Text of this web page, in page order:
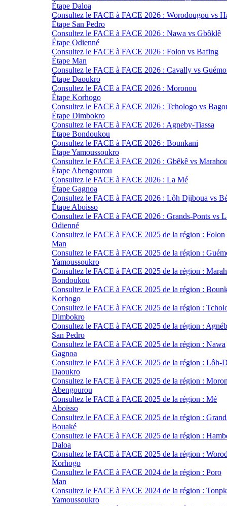
Étape Daloa
Consultez le FACE à FACE 2026 : Worodougou vs
Étape San Pedro
Consultez le FACE à FACE 2026 : Nawa vs Gbôklê
Étape Odienné
Consultez le FACE à FACE 2026 : Folon vs Bafing
Étape Man
Consultez le FACE à FACE 2026 : Cavally vs
Étape Daoukro
Consultez le FACE à FACE 2026 : Moronou
Étape Korhogo
Consultez le FACE à FACE 2026 : Tchologo vs
Étape Dimbokro
Consultez le FACE à FACE 2026 : Agneby-Tiassa
Étape Bondoukou
Consultez le FACE à FACE 2026 : Bounkani
Étape Yamoussoukro
Consultez le FACE à FACE 2026 : Gbêkê vs
Étape Abengourou
Consultez le FACE à FACE 2026 : La Mé
Étape Gagnoa
Consultez le FACE à FACE 2026 : Lôh Djiboua vs
Étape Aboisso
Consultez le FACE à FACE 2026 : Grands-Ponts vs
Odienné
Consultez le FACE à FACE 2025 de la région : Folon
Man
Consultez le FACE à FACE 2025 de la région :
Yamoussoukro
Consultez le FACE à FACE 2025 de la région :
Bondoukou
Consultez le FACE à FACE 2025 de la région :
Korhogo
Consultez le FACE à FACE 2025 de la région :
Dimbokro
Consultez le FACE à FACE 2025 de la région :
San Pedro
Consultez le FACE à FACE 2025 de la région : Nawa
Gagnoa
Consultez le FACE à FACE 2025 de la région : Lôh-
Daoukro
Consultez le FACE à FACE 2025 de la région :
Abengourou
Consultez le FACE à FACE 2025 de la région : Mé
Aboisso
Consultez le FACE à FACE 2025 de la région :
Bouaké
Consultez le FACE à FACE 2025 de la région :
Daloa
Consultez le FACE à FACE 2025 de la région :
Korhogo
Consultez le FACE à FACE 2024 de la région : Poro
Man
Consultez le FACE à FACE 2024 de la région :
Yamoussoukro